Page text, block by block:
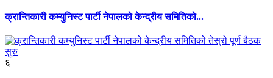
क्रान्तिकारी कम्युनिस्ट पार्टी नेपालको केन्द्रीय समितिको...
६